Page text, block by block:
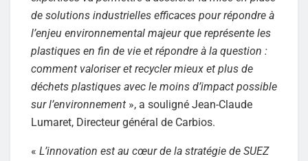
de solutions industrielles efficaces pour répondre à
l’enjeu environnemental majeur que représente les
plastiques en fin de vie et répondre à la question :
comment valoriser et recycler mieux et plus de
déchets plastiques avec le moins d’impact possible
sur l’environnement », a souligné Jean-Claude
Lumaret, Directeur général de Carbios.
« L’innovation est au cœur de la stratégie de SUEZ